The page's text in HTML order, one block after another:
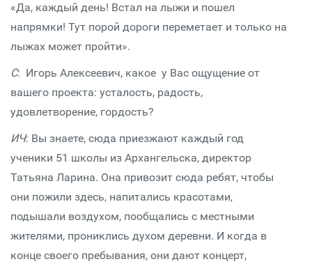
«Да, каждый день! Встал на лыжи и пошел
напрямки! Тут порой дороги переметает и только на
лыжах может пройти».
С: Игорь Алексеевич, какое у Вас ощущение от
вашего проекта: усталость, радость,
удовлетворение, гордость?
ИЧ: Вы знаете, сюда приезжают каждый год
ученики 51 школы из Архангельска, директор
Татьяна Ларина. Она привозит сюда ребят, чтобы
они пожили здесь, напитались красотами,
подышали воздухом, пообщались с местными
жителями, прониклись духом деревни. И когда в
конце своего пребывания, они дают концерт,